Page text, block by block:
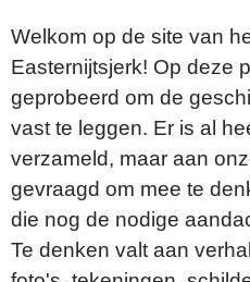
Welkom op de site van
Easternijtsjerk! Op deze
geprobeerd om de
vast te leggen. Er is al
verzameld, maar aan
gevraagd om mee te
die nog de nodige
Te denken valt aan